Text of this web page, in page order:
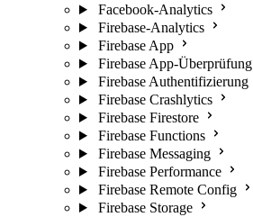
Facebook-Analytics
Firebase-Analytics
Firebase App
Firebase App-Überprüfung
Firebase Authentifizierung
Firebase Crashlytics
Firebase Firestore
Firebase Functions
Firebase Messaging
Firebase Performance
Firebase Remote Config
Firebase Storage